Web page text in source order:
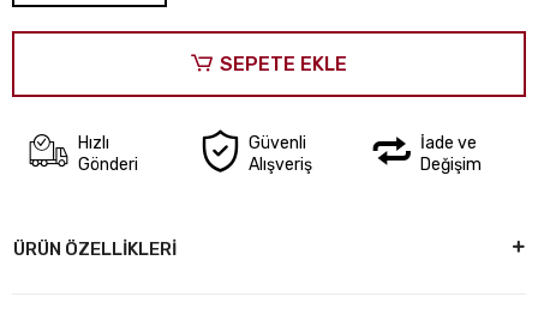
SEPETE EKLE
Hızlı
Gönderi
Güvenli
Alışveriş
İade ve
Değişim
ÜRÜN ÖZELLİKLERİ